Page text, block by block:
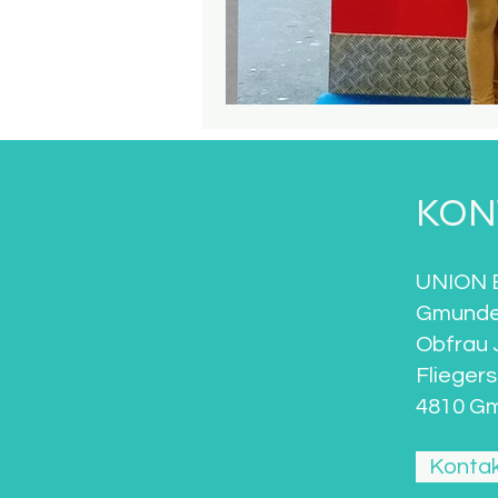
UNION
Obfrau
4810